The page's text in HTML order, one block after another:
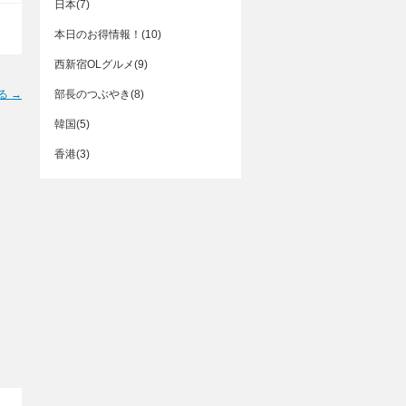
→
日本(7)
本日のお得情報！(10)
西新宿OLグルメ(9)
部長のつぶやき(8)
韓国(5)
香港(3)